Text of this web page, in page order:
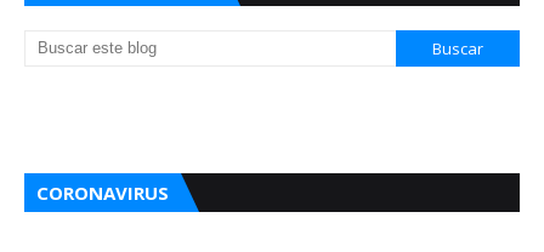
CORONAVIRUS